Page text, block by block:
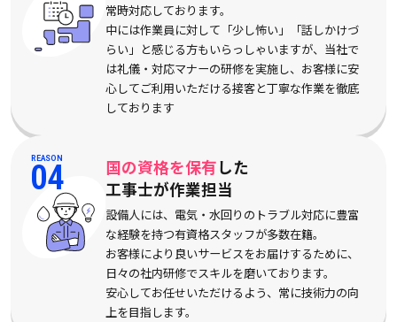
常時対応しております。
中には作業員に対して「少し怖い」「話しかけづ
らい」と感じる方もいらっしゃいますが、当社で
は礼儀・対応マナーの研修を実施し、お客様に安
心してご利用いただける接客と丁寧な作業を徹底
しております
REASON
04 国の資格を保有した
工事士が作業担当
設備人には、電気・水回りのトラブル対応に豊富
な経験を持つ有資格スタッフが多数在籍。
お客様により良いサービスをお届けするために、
日々の社内研修でスキルを磨いております。
安心してお任せいただけるよう、常に技術力の向
上を目指します。